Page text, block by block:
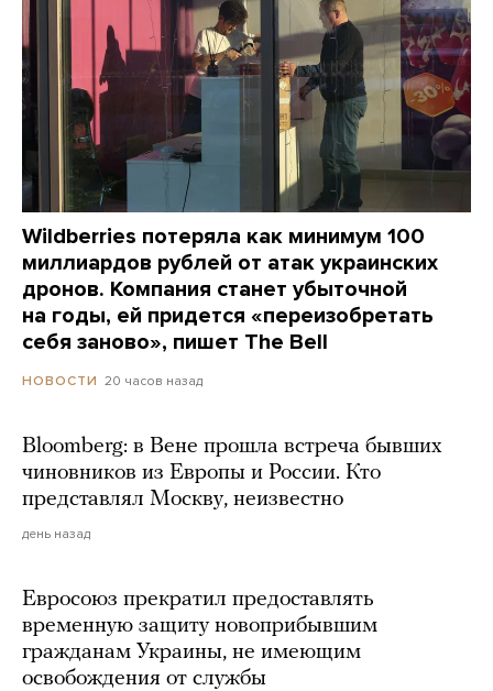
Wildberries потеряла как минимум 100
миллиардов рублей от атак украинских
дронов. Компания станет убыточной
на годы, ей придется «переизобретать
себя заново», пишет The Bell
НОВОСТИ 20 часов назад
Bloomberg: в Вене прошла встреча бывших
чиновников из Европы и России. Кто
представлял Москву, неизвестно
день назад
Евросоюз прекратил предоставлять
временную защиту новоприбывшим
гражданам Украины, не имеющим
освобождения от службы